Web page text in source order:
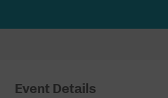
Event Details